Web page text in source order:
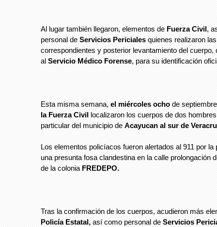
Al lugar también llegaron, elementos de Fuerza Civil,
personal de Servicios Periciales quienes realizaron
correspondientes y posterior levantamiento del cuerpo,
al Servicio Médico Forense, para su identificación
Esta misma semana, el miércoles ocho de
la Fuerza Civil localizaron los cuerpos de dos
particular del municipio de Acayucan al sur de
Los elementos policíacos fueron alertados al 911 por la
una presunta fosa clandestina en la calle prolongación
de la colonia FREDEPO.
Tras la confirmación de los cuerpos, acudieron más
Policía Estatal, así como personal de Servicios